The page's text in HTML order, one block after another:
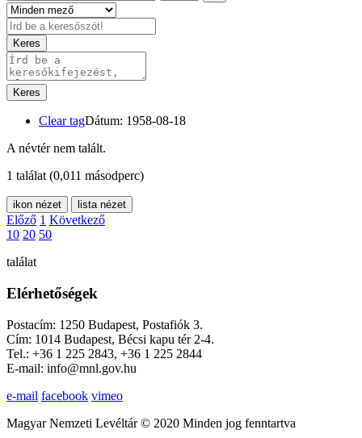
Keres
Keres
Clear tagDátum: 1958-08-18
A névtér nem talált.
1 találat (0,011 másodperc)
ikon nézet lista nézet
Előző 1 Következő
10 20 50
találat
Elérhetőségek
Postacím: 1250 Budapest, Postafiók 3.
Cím: 1014 Budapest, Bécsi kapu tér 2-4.
Tel.: +36 1 225 2843, +36 1 225 2844
E-mail: info@mnl.gov.hu
e-mail facebook vimeo
Magyar Nemzeti Levéltár © 2020 Minden jog fenntartva